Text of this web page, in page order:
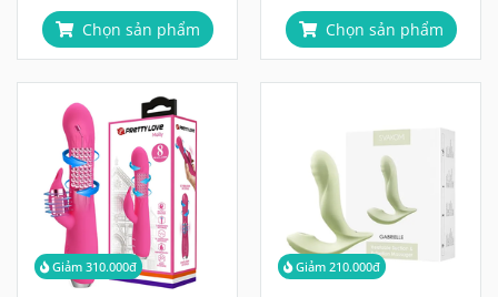
Chọn sản phẩm Chọn sản phẩm
Giảm 310.000đ Giảm 210.000đ